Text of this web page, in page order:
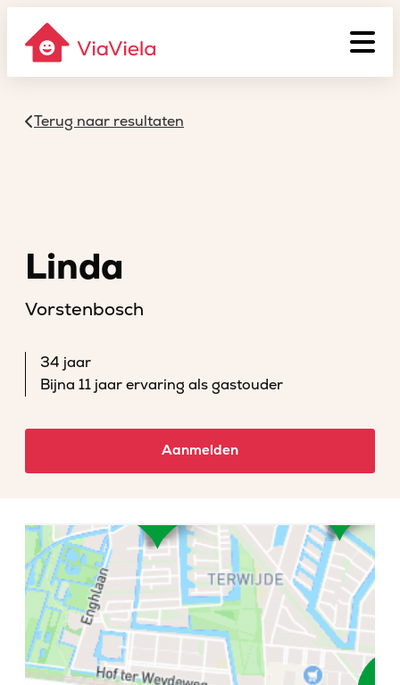
Terug naar resultaten
Linda
Vorstenbosch
34 jaar
Bijna 11 jaar ervaring als gastouder
Aanmelden